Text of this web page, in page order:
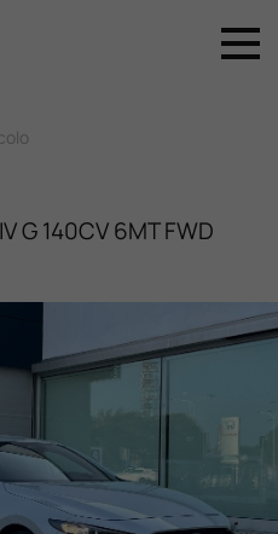
G 140CV 6MT FWD